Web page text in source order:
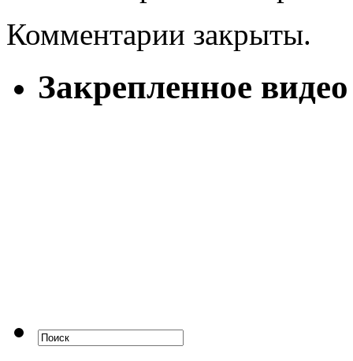
Комментарии закрыты.
Закрепленное видео